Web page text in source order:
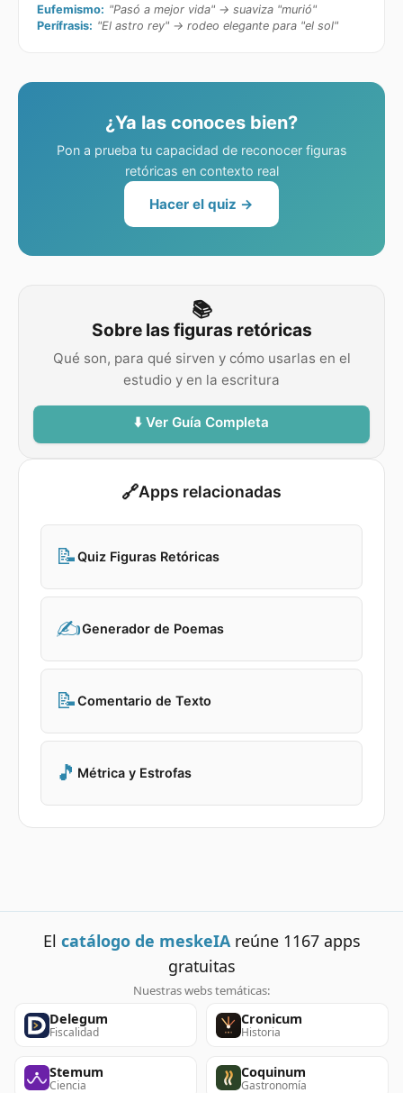
Eufemismo: "Pasó a mejor vida" → suaviza "murió"
Perífrasis: "El astro rey" → rodeo elegante para "el sol"
¿Ya las conoces bien?
Pon a prueba tu capacidad de reconocer figuras
retóricas en contexto real
Hacer el quiz →
📚
Sobre las figuras retóricas
Qué son, para qué sirven y cómo usarlas en el
estudio y en la escritura
⬇️ Ver Guía Completa
🔗Apps relacionadas
📝Quiz Figuras Retóricas
✍️Generador de Poemas
📝Comentario de Texto
🎵 Métrica y Estrofas
El catálogo de meskeIA reúne 1167apps
gratuitas
Nuestras webs temáticas:
Delegum
Fiscalidad
Cronicum
Historia
Stemum
Ciencia
Coquinum
Gastronomía